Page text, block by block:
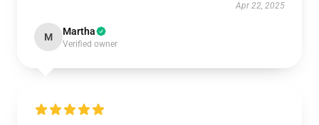
Apr 22, 2025
M Martha
Verified owner